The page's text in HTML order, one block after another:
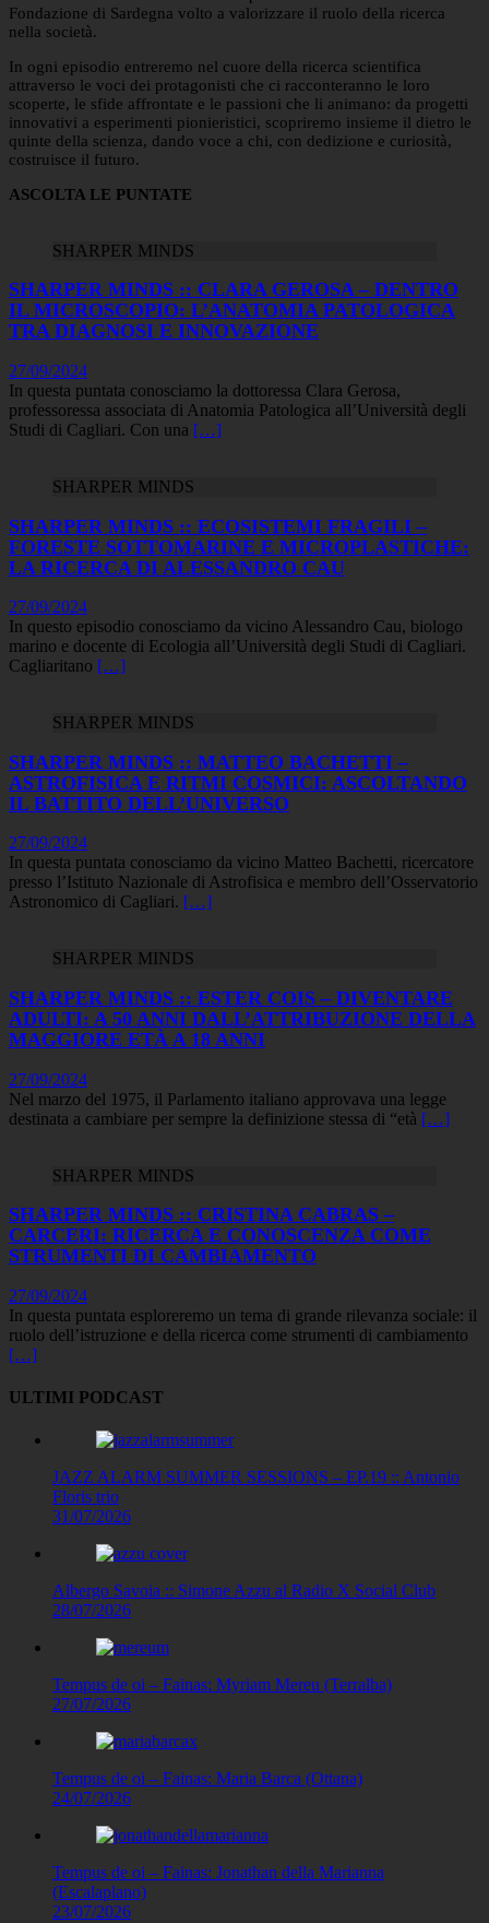
Fondazione di Sardegna volto a valorizzare il ruolo della ricerca
nella società.
In ogni episodio entreremo nel cuore della ricerca scientifica
attraverso le voci dei protagonisti che ci racconteranno le loro
scoperte, le sfide affrontate e le passioni che li animano: da progetti
innovativi a esperimenti pionieristici, scopriremo insieme il dietro le
quinte della scienza, dando voce a chi, con dedizione e curiosità,
costruisce il futuro.
ASCOLTA LE PUNTATE
SHARPER MINDS
SHARPER MINDS :: CLARA GEROSA – DENTRO
IL MICROSCOPIO: L’ANATOMIA PATOLOGICA
TRA DIAGNOSI E INNOVAZIONE
27/09/2024
In questa puntata conosciamo la dottoressa Clara Gerosa,
professoressa associata di Anatomia Patologica all’Università degli
Studi di Cagliari. Con una […]
SHARPER MINDS
SHARPER MINDS :: ECOSISTEMI FRAGILI –
FORESTE SOTTOMARINE E MICROPLASTICHE:
LA RICERCA DI ALESSANDRO CAU
27/09/2024
In questo episodio conosciamo da vicino Alessandro Cau, biologo
marino e docente di Ecologia all’Università degli Studi di Cagliari.
Cagliaritano […]
SHARPER MINDS
SHARPER MINDS :: MATTEO BACHETTI –
ASTROFISICA E RITMI COSMICI: ASCOLTANDO
IL BATTITO DELL’UNIVERSO
27/09/2024
In questa puntata conosciamo da vicino Matteo Bachetti, ricercatore
presso l’Istituto Nazionale di Astrofisica e membro dell’Osservatorio
Astronomico di Cagliari. […]
SHARPER MINDS
SHARPER MINDS :: ESTER COIS – DIVENTARE
ADULTI: A 50 ANNI DALL’ATTRIBUZIONE DELLA
MAGGIORE ETÀ A 18 ANNI
27/09/2024
Nel marzo del 1975, il Parlamento italiano approvava una legge
destinata a cambiare per sempre la definizione stessa di “età […]
SHARPER MINDS
SHARPER MINDS :: CRISTINA CABRAS –
CARCERI: RICERCA E CONOSCENZA COME
STRUMENTI DI CAMBIAMENTO
27/09/2024
In questa puntata esploreremo un tema di grande rilevanza sociale: il
ruolo dell’istruzione e della ricerca come strumenti di cambiamento
[…]
ULTIMI PODCAST
JAZZ ALARM SUMMER SESSIONS – EP.19 :: Antonio
Floris trio
31/07/2026
Albergo Savoia :: Simone Azzu al Radio X Social Club
28/07/2026
Tempus de oi – Fainas: Myriam Mereu (Terralba)
27/07/2026
Tempus de oi – Fainas: Maria Barca (Ottana)
24/07/2026
Tempus de oi – Fainas: Jonathan della Marianna
(Escalaplano)
23/07/2026